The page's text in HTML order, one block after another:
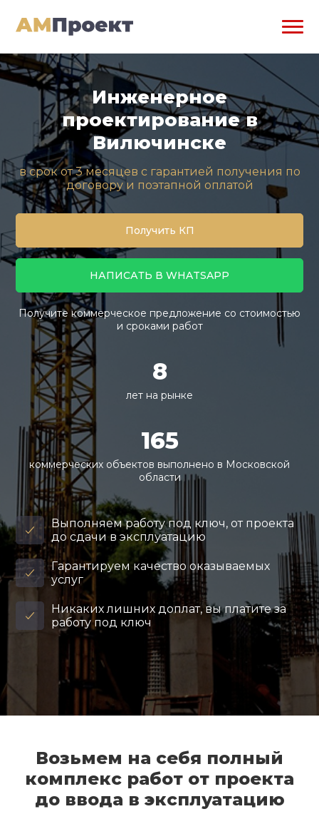
Инженерное
проектирование в
Вилючинске
в срок от 3 месяцев с гарантией получения по
договору и поэтапной оплатой
Получить КП
НАПИСАТЬ В WHATSAPP
Получите коммерческое предложение со стоимостью
и сроками работ
8
лет на рынке
165
коммерческих объектов выполнено в Московской
области
Выполняем работу под ключ, от проекта
до сдачи в эксплуатацию
Гарантируем качество оказываемых
услуг
Никаких лишних доплат, вы платите за
работу под ключ
Возьмем на себя полный
комплекс работ от проекта
до ввода в эксплуатацию